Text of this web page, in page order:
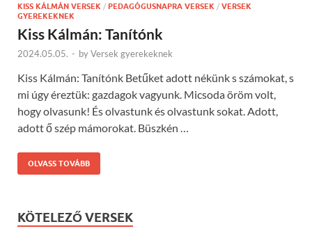
KISS KÁLMÁN VERSEK / PEDAGÓGUSNAPRA VERSEK / VERSEK
GYEREKEKNEK
Kiss Kálmán: Tanítónk
2024.05.05. - byVersek gyerekeknek
Kiss Kálmán: Tanítónk Betűket adott nékünk s számokat, s
mi úgy éreztük: gazdagok vagyunk. Micsoda öröm volt,
hogy olvasunk! És olvastunk és olvastunk sokat. Adott,
adott ő szép mámorokat. Büszkén …
OLVASS TOVÁBB
KÖTELEZŐ VERSEK